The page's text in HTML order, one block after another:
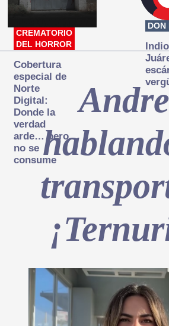
CREMATORIO
DEL HORROR
Cobertura
especial de
Norte
Digital:
Donde la
verdad
arde… pero
no se
consume
DON